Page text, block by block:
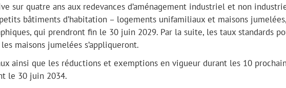
sur quatre ans aux redevances d’aménagement industriel et non
bâtiments d’habitation – logements unifamiliaux et maisons
qui prendront fin le 30 juin 2029. Par la suite, les taux standards
maisons jumelées s’appliqueront.
ainsi que les réductions et exemptions en vigueur durant les 10
le 30 juin 2034.